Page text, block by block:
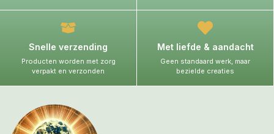
Snelle verzending
Producten worden met zorg
verpakt en verzonden
Met liefde & aandacht
Geen standaard werk, maar
bezielde creaties